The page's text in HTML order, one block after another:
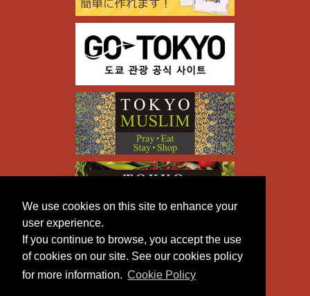
We use cookies on this site to enhance your
user experience.
If you continue to browse, you accept the use
of cookies on our site. See our cookies policy
for more information. Cookie Policy